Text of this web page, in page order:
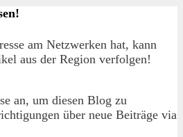
am Netzwerken hat, kann
aus der Region verfolgen!
an, um diesen Blog zu
über neue Beiträge via